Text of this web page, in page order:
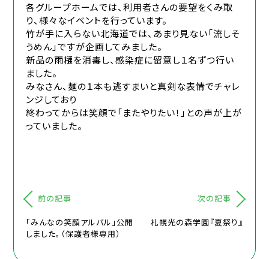
各グループホームでは、利用者さんの要望をくみ取
り、様々なイベントを行っています。
竹が手に入らない北海道では、あまり見ない「流しそ
うめん」ですが企画してみました。
新品の雨樋を消毒し、感染症に留意し１名ずつ行い
ました。
みなさん、麺の１本も逃すまいと真剣な表情でチャレ
ンジしており
終わってからは笑顔で「またやりたい！」との声が上が
っていました。
前の記事
「みんなの笑顔アルバル」公開
しました。（保護者様専用）
次の記事
札幌光の森学園『夏祭り』